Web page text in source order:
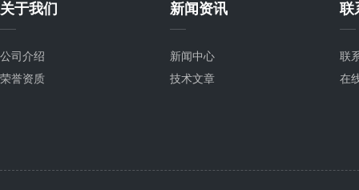
关于我们
公司介绍
荣誉资质
新闻资讯
新闻中心
技术文章
联
联
在